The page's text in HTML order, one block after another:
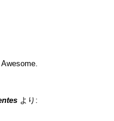
より: